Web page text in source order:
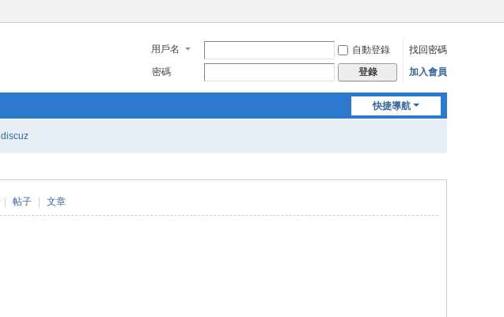
用戶名 自動登錄
找回密碼
密碼
登錄 加入會員
快捷導航
discuz
帖子 文章